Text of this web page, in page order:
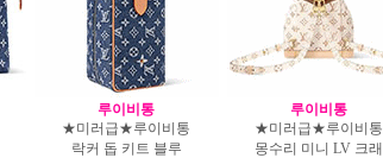
루이비통
★미러급★루이비통
락커 돕 키트 블루
루이비통
★미러급★루이비통
몽수리 미니 LV 크래